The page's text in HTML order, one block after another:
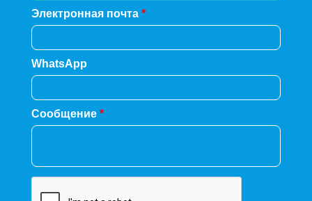
Электронная почта *
WhatsApp
Сообщение *